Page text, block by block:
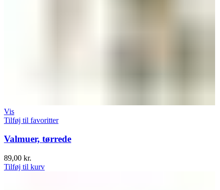
Vis
Tilføj til favoritter
Valmuer, tørrede
89,00 kr.
Tilføj til kurv